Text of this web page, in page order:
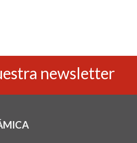
newsletter